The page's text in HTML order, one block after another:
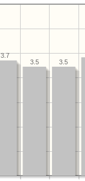
3.5
3.5
3.7